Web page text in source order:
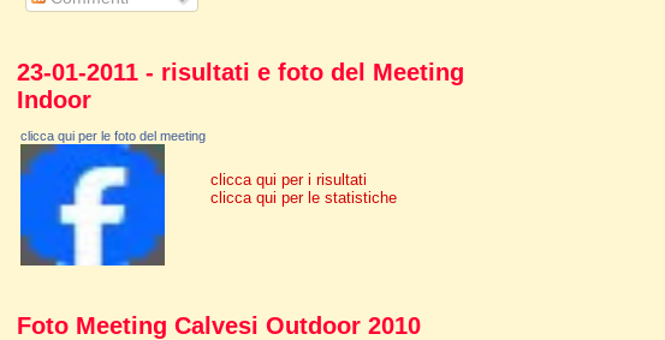
23-01-2011 - risultati e foto del Meeting
Indoor
clicca qui per le foto del meeting
clicca qui per i risultati
clicca qui per le statistiche
Foto Meeting Calvesi Outdoor 2010